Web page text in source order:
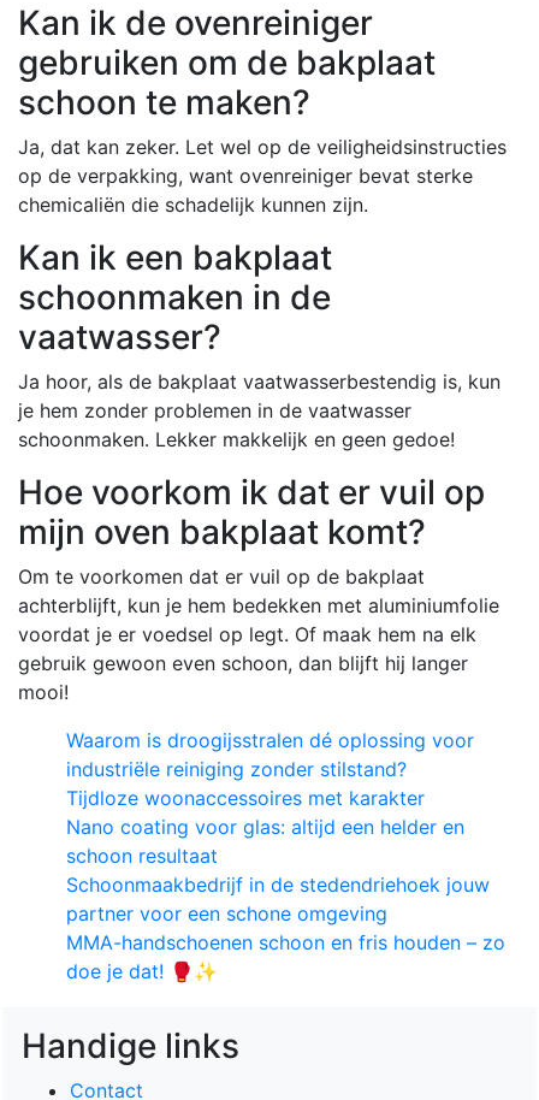
Kan ik de ovenreiniger
gebruiken om de bakplaat
schoon te maken?
Ja, dat kan zeker. Let wel op de veiligheidsinstructies
op de verpakking, want ovenreiniger bevat sterke
chemicaliën die schadelijk kunnen zijn.
Kan ik een bakplaat
schoonmaken in de
vaatwasser?
Ja hoor, als de bakplaat vaatwasserbestendig is, kun
je hem zonder problemen in de vaatwasser
schoonmaken. Lekker makkelijk en geen gedoe!
Hoe voorkom ik dat er vuil op
mijn oven bakplaat komt?
Om te voorkomen dat er vuil op de bakplaat
achterblijft, kun je hem bedekken met aluminiumfolie
voordat je er voedsel op legt. Of maak hem na elk
gebruik gewoon even schoon, dan blijft hij langer
mooi!
Waarom is droogijsstralen dé oplossing voor
industriële reiniging zonder stilstand?
Tijdloze woonaccessoires met karakter
Nano coating voor glas: altijd een helder en
schoon resultaat
Schoonmaakbedrijf in de stedendriehoek jouw
partner voor een schone omgeving
MMA-handschoenen schoon en fris houden – zo
doe je dat! 🥊✨
Handige links
Contact